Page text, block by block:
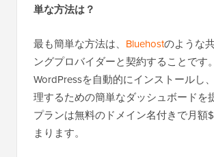
単な方法は？
最も簡単な方法は、 Bluehostのような
ングプロバイダーと契約することです
WordPressを自動的にインストールし
理するための簡単なダッシュボードを
プランは無料のドメイン名付きで月額
まります。